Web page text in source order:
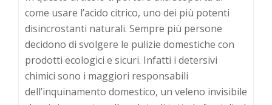
come usare l’acido citrico, uno dei più potenti
disincrostanti naturali. Sempre più persone
decidono di svolgere le pulizie domestiche con
prodotti ecologici e sicuri. Infatti i detersivi
chimici sono i maggiori responsabili
dell’inquinamento domestico, un veleno invisibile